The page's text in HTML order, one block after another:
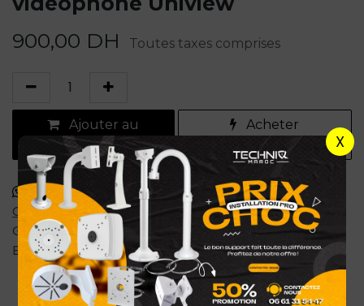
X
900,00 DH Toutes taxes comprises
Ajouter au
panier
Acheter
Commander via WhatsApp
Conditions générales
Garantie satisfait ou remboursé de 7 jours
Expédition : 2-4 jours ouvrables